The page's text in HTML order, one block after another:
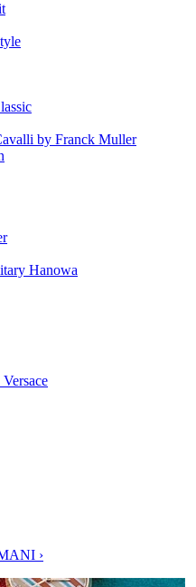
by Franck Muller
Hanowa
›